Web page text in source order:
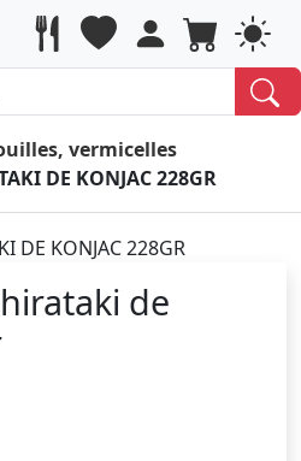
vermicelles
DE KONJAC 228GR
de